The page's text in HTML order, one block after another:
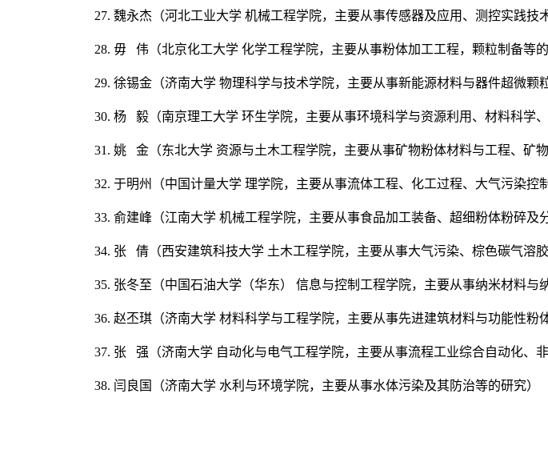
27. 魏永杰（河北工业大学 机械工程学院，主要从事传感器及应用、测控实践
28. 毋 伟（北京化工大学 化学工程学院，主要从事粉体加工工程，颗粒制备等的
29. 徐锡金（济南大学 物理科学与技术学院，主要从事新能源材料与器件超微颗
30. 杨 毅（南京理工大学 环生学院，主要从事环境科学与资源利用、材料科学、
31. 姚 金（东北大学 资源与土木工程学院，主要从事矿物粉体材料与工程、矿
32. 于明州（中国计量大学 理学院，主要从事流体工程、化工过程、大气污染控
33. 俞建峰（江南大学 机械工程学院，主要从事食品加工装备、超细粉体粉碎及
34. 张 倩（西安建筑科技大学 土木工程学院，主要从事大气污染、棕色碳气溶
35. 张冬至（中国石油大学（华东） 信息与控制工程学院，主要从事纳米材料与
36. 赵丕琪（济南大学 材料科学与工程学院，主要从事先进建筑材料与功能性粉
37. 张 强（济南大学 自动化与电气工程学院，主要从事流程工业综合自动化、
38. 闫良国（济南大学 水利与环境学院，主要从事水体污染及其防治等的研究）